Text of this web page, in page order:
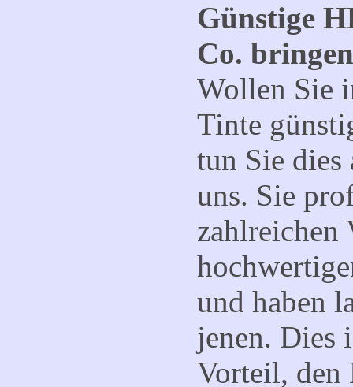
Günstige
Co.
Wollen Sie
Tinte
tun Sie dies
uns. Sie
zahlreichen
und haben
jenen. Dies
Vorteil, den